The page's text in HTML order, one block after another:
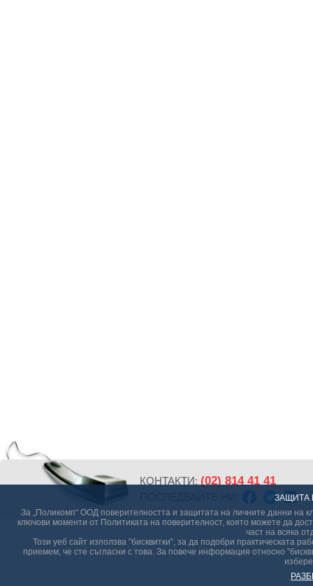
ЗАЩИТА
За „Поликомп“ ООД поверителността и защитата на личните данни на
ключови моменти от Политиката на поверителност, която можете да
част на всяка
Този уеб сайт използва "бисквитки", за да подобри практическата
приемем, че сте съгласни с това. За повече информация относно
КОНТАКТИ: (02) 814 41 41